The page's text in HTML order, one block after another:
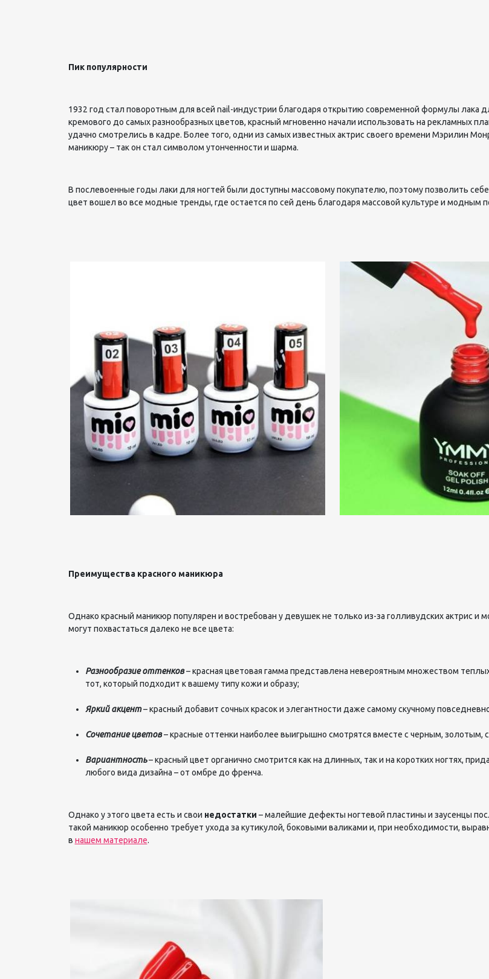
Пик популярности
1932 год стал поворотным для всей nail-индустрии благодаря открытию современной формулы лака
кремового до самых разнообразных цветов, красный мгновенно начали использовать на рекламных
удачно смотрелись в кадре. Более того, одни из самых известных актрис своего времени Мэрилин
маникюру – так он стал символом утонченности и шарма.
В послевоенные годы лаки для ногтей были доступны массовому покупателю, поэтому позволить
цвет вошел во все модные тренды, где остается по сей день благодаря массовой культуре и модным
Преимущества красного маникюра
Однако красный маникюр популярен и востребован у девушек не только из-за голливудских актрис
могут похвастаться далеко не все цвета:
Разнообразие оттенков– красная цветовая гамма представлена невероятным множеством
тот, который подходит к вашему типу кожи и образу;
Яркий акцент– красный добавит сочных красок и элегантности даже самому скучному
Сочетание цветов– красные оттенки наиболее выигрышно смотрятся вместе с черным,
Вариантность– красный цвет органично смотрится как на длинных, так и на коротких ногтях,
любого вида дизайна – от омбре до френча.
Однако у этого цвета есть и свои недостатки – малейшие дефекты ногтевой пластины и заусенцы
такой маникюр особенно требует ухода за кутикулой, боковыми валиками и, при необходимости,
в нашем материале.